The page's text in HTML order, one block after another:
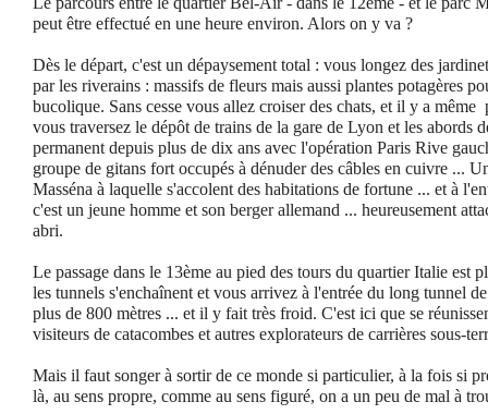
peut être effectué en une heure environ. Alors on y va ?
Dès le départ, c'est un dépaysement total : vous longez des
par les riverains : massifs de fleurs mais aussi plantes potagères
bucolique. Sans cesse vous allez croiser des chats, et il y a même
vous traversez le dépôt de trains de la gare de Lyon et les abords
permanent depuis plus de dix ans avec l'opération Paris Rive
groupe de gitans fort occupés à dénuder des câbles en cuivre ...
Masséna à laquelle s'accolent des habitations de fortune ... et à
c'est un jeune homme et son berger allemand ... heureusement
abri.
Le passage dans le 13ème au pied des tours du quartier Italie est
les tunnels s'enchaînent et vous arrivez à l'entrée du long tunnel
plus de 800 mètres ... et il y fait très froid. C'est ici que se
visiteurs de catacombes et autres explorateurs de carrières sous-
Mais il faut songer à sortir de ce monde si particulier, à la fois si
là, au sens propre, comme au sens figuré, on a un peu de mal à